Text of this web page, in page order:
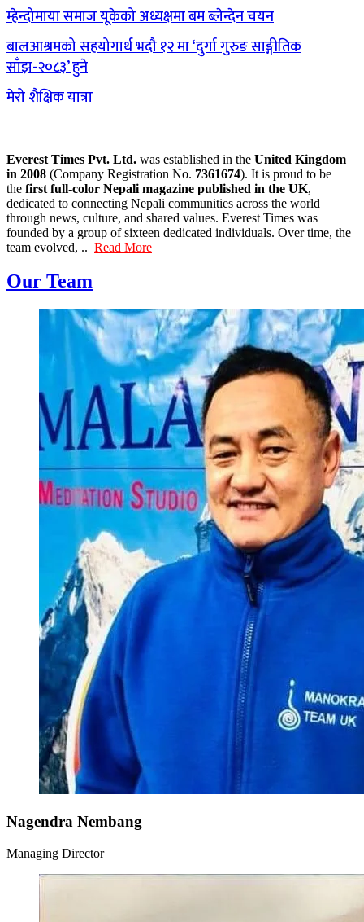
म्हेन्दोमाया समाज यूकेको अध्यक्षमा बम ब्लेन्देन चयन
बालआश्रमको सहयोगार्थ भदौ १२ मा ‘दुर्गा गुरुङ साङ्गीतिक
साँझ-२०८३’ हुने
मेरो शैक्षिक यात्रा
Everest Times Pvt. Ltd. was established in the United Kingdom
in 2008 (Company Registration No. 7361674). It is proud to be
the first full-color Nepali magazine published in the UK,
dedicated to connecting Nepali communities across the world
through news, culture, and shared values. Everest Times was
founded by a group of sixteen dedicated individuals. Over time, the
team evolved, .. Read More
Our Team
Nagendra Nembang
Managing Director